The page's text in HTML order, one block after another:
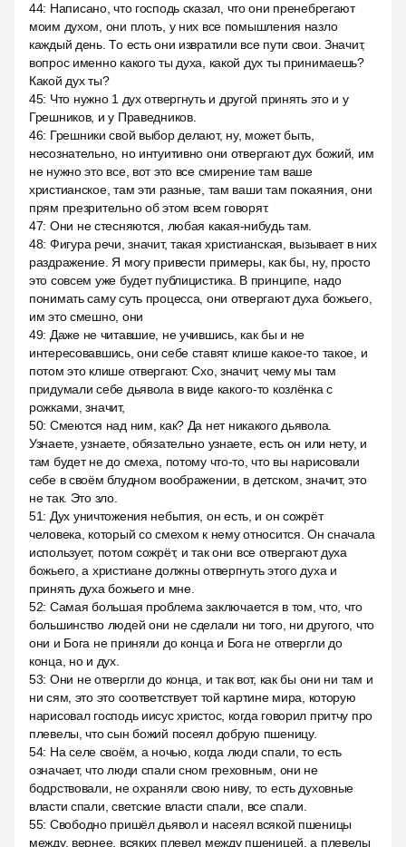
44: Написано, что господь сказал, что они пренебрегают
моим духом, они плоть, у них все помышления назло
каждый день. То есть они извратили все пути свои. Значит,
вопрос именно какого ты духа, какой дух ты принимаешь?
Какой дух ты?
45: Что нужно 1 дух отвергнуть и другой принять это и у
Грешников, и у Праведников.
46: Грешники свой выбор делают, ну, может быть,
несознательно, но интуитивно они отвергают дух божий, им
не нужно это все, вот это все смирение там ваше
христианское, там эти разные, там ваши там покаяния, они
прям презрительно об этом всем говорят.
47: Они не стесняются, любая какая-нибудь там.
48: Фигура речи, значит, такая христианская, вызывает в них
раздражение. Я могу привести примеры, как бы, ну, просто
это совсем уже будет публицистика. В принципе, надо
понимать саму суть процесса, они отвергают духа божьего,
им это смешно, они
49: Даже не читавшие, не учившись, как бы и не
интересовавшись, они себе ставят клише какое-то такое, и
потом это клише отвергают. Схо, значит, чему мы там
придумали себе дьявола в виде какого-то козлёнка с
рожками, значит,
50: Смеются над ним, как? Да нет никакого дьявола.
Узнаете, узнаете, обязательно узнаете, есть он или нету, и
там будет не до смеха, потому что-то, что вы нарисовали
себе в своём блудном воображении, в детском, значит, это
не так. Это зло.
51: Дух уничтожения небытия, он есть, и он сожрёт
человека, который со смехом к нему относится. Он сначала
использует, потом сожрёт, и так они все отвергают духа
божьего, а христиане должны отвергнуть этого духа и
принять духа божьего и мне.
52: Самая большая проблема заключается в том, что, что
большинство людей они не сделали ни того, ни другого, что
они и Бога не приняли до конца и Бога не отвергли до
конца, но и дух.
53: Они не отвергли до конца, и так вот, как бы они ни там и
ни сям, это это соответствует той картине мира, которую
нарисовал господь иисус христос, когда говорил притчу про
плевелы, что сын божий посеял добрую пшеницу.
54: На селе своём, а ночью, когда люди спали, то есть
означает, что люди спали сном греховным, они не
бодрствовали, не охраняли свою ниву, то есть духовные
власти спали, светские власти спали, все спали.
55: Свободно пришёл дьявол и насеял всякой пшеницы
между, вернее, всяких плевел между пшеницей, а плевелы